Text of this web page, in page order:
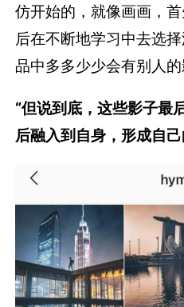
仿开始的，就像画画，
后在不断地学习中去选
品中多多少少会有别人的
“但说到底，这些影子最
后融入到自身，形成自